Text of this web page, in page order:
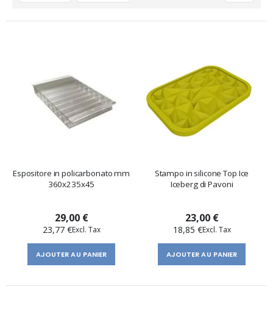
Espositore in policarbonato mm
360x235x45
29,00 €
23,77 €
AJOUTER AU PANIER
Stampo in silicone Top Ice
Iceberg di Pavoni
23,00 €
18,85 €
AJOUTER AU PANIER